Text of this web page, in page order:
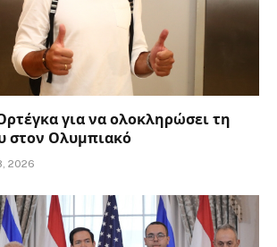
για να ολοκληρώσει τη
στον Ολυμπιακό
2026